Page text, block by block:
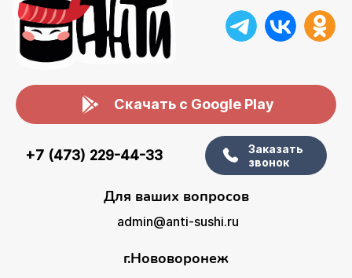
Скачать с Google Play
+7 (473) 229-44-33
Заказать
звонок
Для ваших вопросов
admin@anti-sushi.ru
г.Нововоронеж